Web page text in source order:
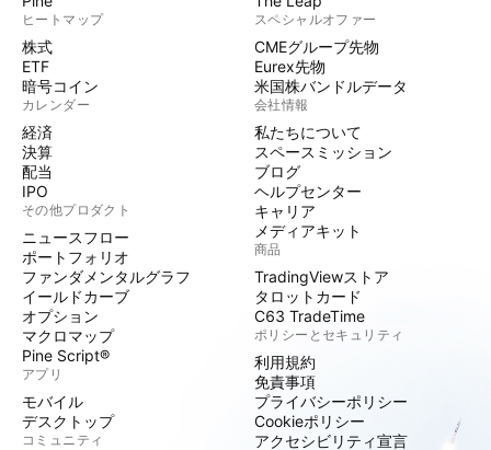
ヒートマップ
株式
ETF
暗号コイン
カレンダー
経済
決算
配当
IPO
その他プロダクト
ニュースフロー
ポートフォリオ
ファンダメンタルグラフ
イールドカーブ
オプション
マクロマップ
Pine Script®
アプリ
モバイル
デスクトップ
コミュニティ
スペシャルオファー
CMEグループ先物
Eurex先物
米国株バンドルデータ
会社情報
私たちについて
スペースミッション
ブログ
ヘルプセンター
キャリア
メディアキット
商品
TradingViewストア
タロットカード
C63 TradeTime
ポリシーとセキュリティ
利用規約
免責事項
プライバシーポリシー
Cookieポリシー
アクセシビリティ宣言